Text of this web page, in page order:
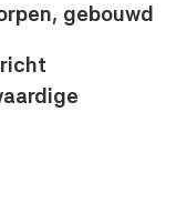
gebouwd